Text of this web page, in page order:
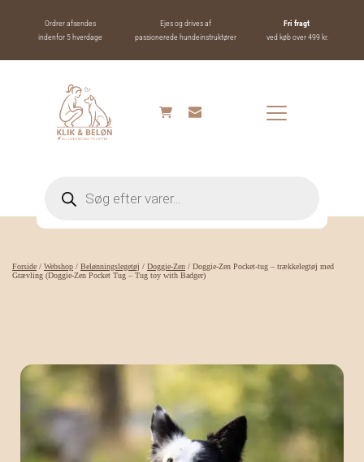
Ordrer afsendes
indenfor 5 hverdage
Ejes og drives af
passionerede hundeinstruktører
Fri fragt
ved køb over 499 kr.
search
Forside / Webshop / Belønningslegetøj / Doggie-Zen / Doggie-Zen Pocket-tug – trækkelegtøj med
Grævling (Doggie-Zen Pocket Tug – Tug toy with Badger)